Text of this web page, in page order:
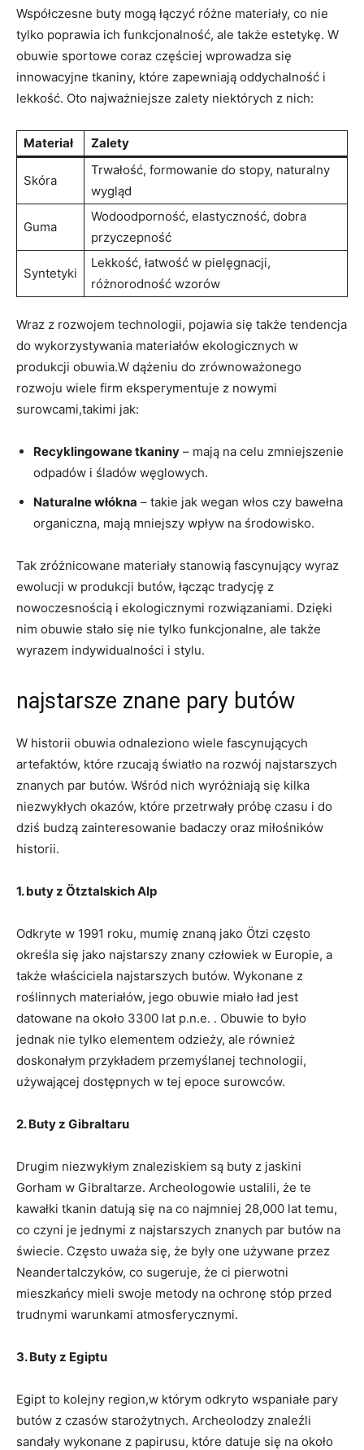
Współczesne⁤ buty mogą łączyć różne materiały, co nie
tylko poprawia ich funkcjonalność, ale ​także ‍estetykę. W⁣
obuwie sportowe coraz częściej wprowadza się
innowacyjne tkaniny, które zapewniają oddychalność i
lekkość. Oto​ najważniejsze zalety‍ niektórych z nich:
Materiał Zalety
Skóra
Trwałość, formowanie do stopy, naturalny
wygląd
Guma
Wodoodporność,⁣ elastyczność, dobra
przyczepność
Syntetyki
Lekkość, łatwość w pielęgnacji,
różnorodność wzorów
Wraz z rozwojem technologii, pojawia się także⁣ tendencja‌
do ⁢wykorzystywania materiałów ekologicznych w
produkcji ‍obuwia.W dążeniu do zrównoważonego
rozwoju wiele‍ firm eksperymentuje z​ nowymi
surowcami,takimi⁤ jak:
Recyklingowane tkaniny ‌– mają na celu zmniejszenie
odpadów⁣ i śladów ⁣węglowych.
Naturalne włókna – ‌takie jak wegan włos czy bawełna
organiczna, mają ⁣mniejszy wpływ na środowisko.
Tak zróżnicowane materiały stanowią fascynujący wyraz
ewolucji⁤ w ⁣produkcji butów, łącząc tradycję z
nowoczesnością i ekologicznymi rozwiązaniami. Dzięki
⁤nim obuwie stało się nie tylko funkcjonalne, ale także
wyrazem indywidualności i stylu.
najstarsze znane⁢ pary butów
W historii obuwia odnaleziono wiele fascynujących
artefaktów, które⁢ rzucają światło na ‍rozwój najstarszych
znanych par⁤ butów. Wśród nich wyróżniają się kilka
niezwykłych okazów,⁢ które przetrwały próbę czasu i ‍do
dziś budzą zainteresowanie badaczy oraz⁤ miłośników
historii.
1. ‍buty z Ötztalskich Alp
Odkryte w 1991 ‍roku, mumię ⁣znaną jako ⁤Ötzi często
określa ​się⁢ jako najstarszy znany⁢ człowiek w Europie, a
⁤także właściciela najstarszych butów. Wykonane z
roślinnych materiałów, ​jego obuwie miało ład jest
‍datowane na‍ około ‍3300 lat p.n.e. ⁢. Obuwie to było
jednak ‌nie tylko elementem⁢ odzieży, ale również
doskonałym przykładem przemyślanej technologii,
używającej dostępnych w tej epoce surowców.
2. Buty z Gibraltaru
Drugim niezwykłym znaleziskiem są buty z jaskini
Gorham w​ Gibraltarze. Archeologowie ustalili, że te
⁢kawałki ⁢tkanin datują się na co najmniej 28,000 lat⁢ temu,
co czyni je⁤ jednymi z najstarszych‌ znanych par⁢ butów​ na
świecie. Często uważa się, że były one używane przez
Neandertalczyków, co sugeruje, że ci pierwotni
mieszkańcy mieli swoje metody na ochronę⁣ stóp przed‍
trudnymi‍ warunkami atmosferycznymi.
3. Buty z Egiptu
Egipt to kolejny region,w ‌którym odkryto wspaniałe pary
butów z czasów starożytnych. Archeolodzy‍ znaleźli
sandały wykonane z ⁤papirusu,‍ które datuje się na około